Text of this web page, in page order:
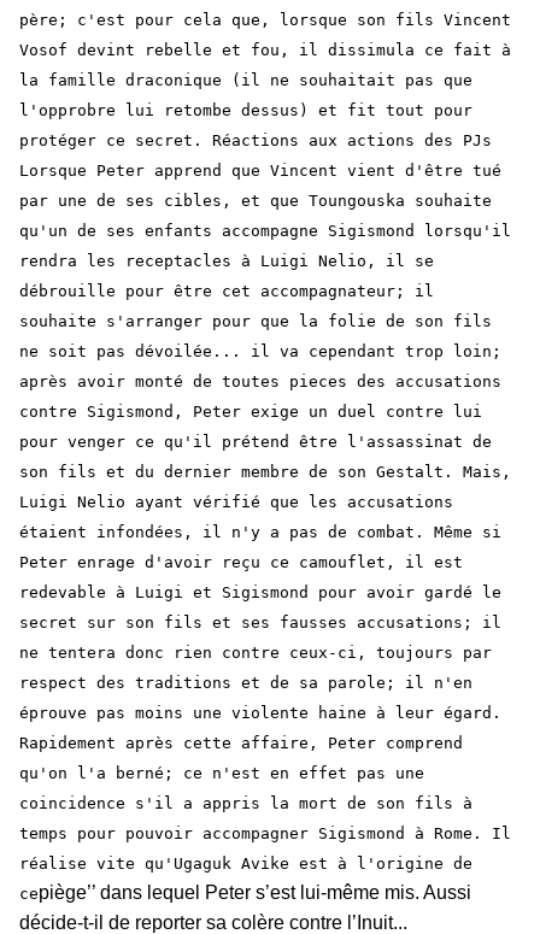
père; c'est pour cela que, lorsque son fils Vincent
Vosof devint rebelle et fou, il dissimula ce fait à
la famille draconique (il ne souhaitait pas que
l'opprobre lui retombe dessus) et fit tout pour
protéger ce secret. Réactions aux actions des PJs
Lorsque Peter apprend que Vincent vient d'être tué
par une de ses cibles, et que Toungouska souhaite
qu'un de ses enfants accompagne Sigismond lorsqu'il
rendra les receptacles à Luigi Nelio, il se
débrouille pour être cet accompagnateur; il
souhaite s'arranger pour que la folie de son fils
ne soit pas dévoilée... il va cependant trop loin;
après avoir monté de toutes pieces des accusations
contre Sigismond, Peter exige un duel contre lui
pour venger ce qu'il prétend être l'assassinat de
son fils et du dernier membre de son Gestalt. Mais,
Luigi Nelio ayant vérifié que les accusations
étaient infondées, il n'y a pas de combat. Même si
Peter enrage d'avoir reçu ce camouflet, il est
redevable à Luigi et Sigismond pour avoir gardé le
secret sur son fils et ses fausses accusations; il
ne tentera donc rien contre ceux-ci, toujours par
respect des traditions et de sa parole; il n'en
éprouve pas moins une violente haine à leur égard.
Rapidement après cette affaire, Peter comprend
qu'on l'a berné; ce n'est en effet pas une
coincidence s'il a appris la mort de son fils à
temps pour pouvoir accompagner Sigismond à Rome. Il
réalise vite qu'Ugaguk Avike est à l'origine de
cepiège’’ dans lequel Peter s’est lui-même mis. Aussi
décide-t-il de reporter sa colère contre l’Inuit...